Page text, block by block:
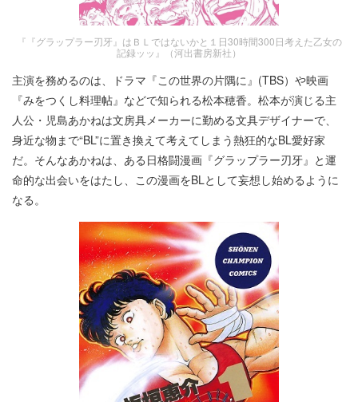
『『グラップラー刃牙』はＢＬではないかと１日30時間300日考えた⼄⼥の
記録ッッ』（河出書房新社）
主演を務めるのは、ドラマ『この世界の片隅に』(TBS）や映画
『みをつくし料理帖』などで知られる松本穂香。松本が演じる主
人公・児島あかねは⽂房具メーカーに勤める文具デザイナーで、
身近な物まで“BL”に置き換えて考えてしまう熱狂的なBL愛好家
だ。そんなあかねは、ある日格闘漫画『グラップラー刃牙』と運
命的な出会いをはたし、この漫画をBLとして妄想し始めるように
なる。